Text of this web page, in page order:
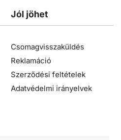
Jól jöhet
Csomagvisszaküldés
Reklamáció
Szerződési feltételek
Adatvédelmi irányelvek